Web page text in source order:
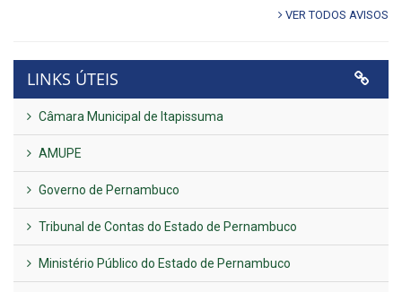
VER TODOS AVISOS
LINKS ÚTEIS
Câmara Municipal de Itapissuma
AMUPE
Governo de Pernambuco
Tribunal de Contas do Estado de Pernambuco
Ministério Público do Estado de Pernambuco